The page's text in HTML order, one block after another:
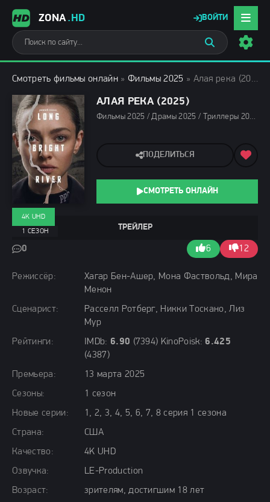
ZONA.HD ВОЙТИ
Смотреть фильмы онлайн » Фильмы 2025 » Алая река (2025)
АЛАЯ РЕКА (2025)
Фильмы 2025 / Драмы 2025 / Триллеры 2025 / Сериалы 2025 / Сериалы 4K / Сериалы весны 2025 / Новинки сериалов 2025 / Смотреть фильмы онлайн
Режиссёр:
Хагар Бен-Ашер, Мона Фаствольд, Мира
Менон
Сценарист:
Расселл Ротберг, Никки Тоскано, Лиз
Мур
Рейтинги:
IMDb: 6.90 (7394) KinoPoisk: 6.425
(4387)
Премьера:
13 марта 2025
Сезоны:
1 сезон
Новые серии:
1, 2, 3, 4, 5, 6, 7, 8 серия 1 сезона
Страна:
США
Качество:
4K UHD
Озвучка:
LE-Production
Возраст:
зрителям, достигшим 18 лет
ТРЕЙЛЕР
0 6 12
4K UHD
1 СЕЗОН
ПОДЕЛИТЬСЯ
СМОТРЕТЬ ОНЛАЙН